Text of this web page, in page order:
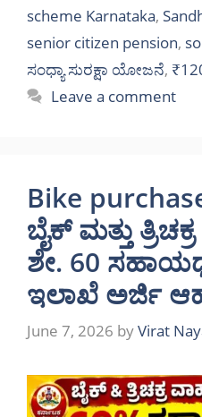
scheme Karnataka,
senior citizen pension,
ಸಂಧ್ಯಾ ಸುರಕ್ಷಾ ಯೋಜನೆ,
Leave a comment
Bike
ಬೈಕ್ ಮತ್ತು
ಶೇ. 60
ಇಲಾಖೆ ಅರ್ಜಿ
June 7, 2026 byVirat